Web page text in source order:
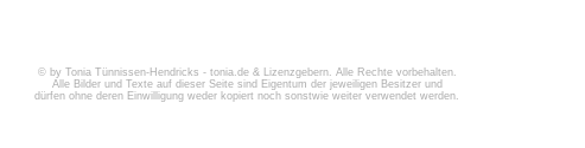
© by Tonia Tünnissen-Hendricks - tonia.de & Lizenzgebern. Alle Rechte vorbehalten.
Alle Bilder und Texte auf dieser Seite sind Eigentum der jeweiligen Besitzer und
dürfen ohne deren Einwilligung weder kopiert noch sonstwie weiter verwendet werden.